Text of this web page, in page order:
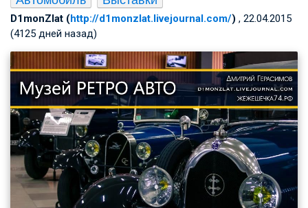
D1monZlat (http://d1monzlat.livejournal.com/) , 22.04.2015
(4125 дней назад)